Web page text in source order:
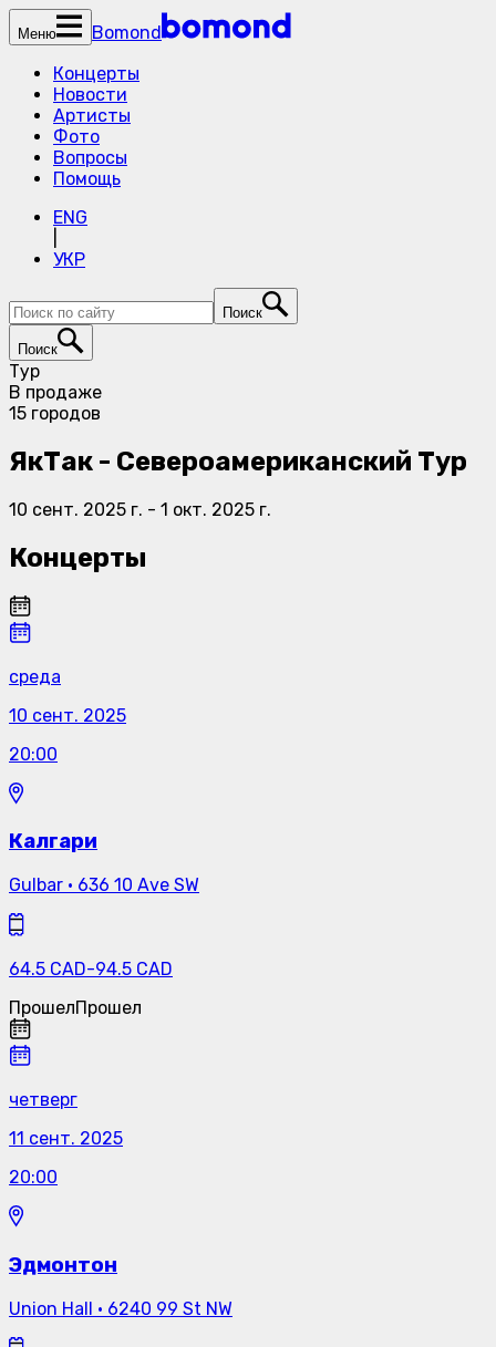
Меню
Bomond
Концерты
Новости
Артисты
Фото
Вопросы
Помощь
ENG
УКР
Поиск
Поиск
Тур
В продаже
15 городов
ЯкТак - Североамериканский Тур
10 сент. 2025 г. - 1 окт. 2025 г.
Концерты
среда
10 сент. 2025
20:00
Калгари
Gulbar · 636 10 Ave SW
64.5 CAD-94.5 CAD
ПрошелПрошел
четверг
11 сент. 2025
20:00
Эдмонтон
Union Hall · 6240 99 St NW